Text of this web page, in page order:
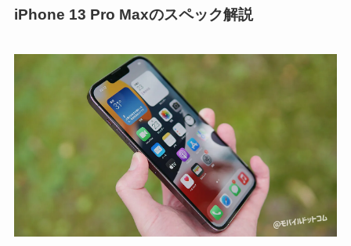
iPhone 13 Pro Maxのスペック解説